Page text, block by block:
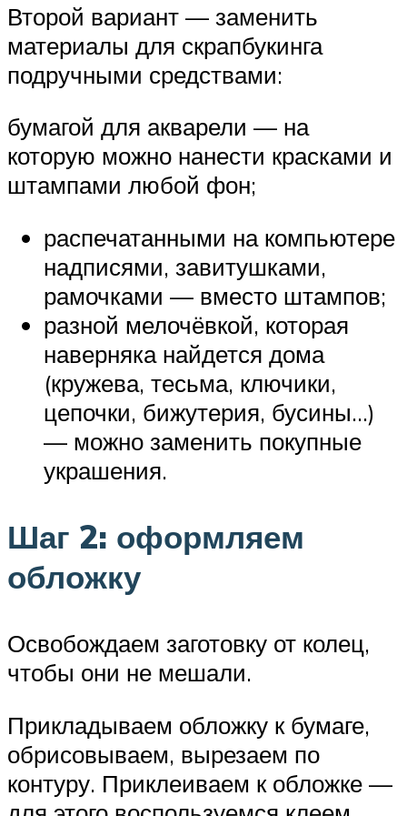
Второй вариант — заменить
материалы для скрапбукинга
подручными средствами:
бумагой для акварели — на
которую можно нанести красками и
штампами любой фон;
распечатанными на компьютере
надписями, завитушками,
рамочками — вместо штампов;
разной мелочёвкой, которая
наверняка найдется дома
(кружева, тесьма, ключики,
цепочки, бижутерия, бусины…)
— можно заменить покупные
украшения.
Шаг 2: оформляем
обложку
Освобождаем заготовку от колец,
чтобы они не мешали.
Прикладываем обложку к бумаге,
обрисовываем, вырезаем по
контуру. Приклеиваем к обложке —